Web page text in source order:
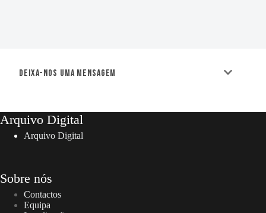
Deixa-nos uma mensagem
Arquivo Digital
Arquivo Digital
Sobre nós
Contactos
Equipa